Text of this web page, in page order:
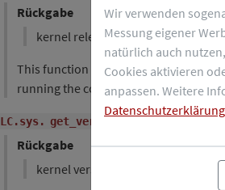
Rückgabe
kernel release
This function returns the kernel
running the command uname -r .
LC.sys. get_version ()
Rückgabe
kernel version
Wir verwenden
Messung eigener
natürlich auch
Cookies aktivieren
anpassen. Weitere
Datenschutzerklärung